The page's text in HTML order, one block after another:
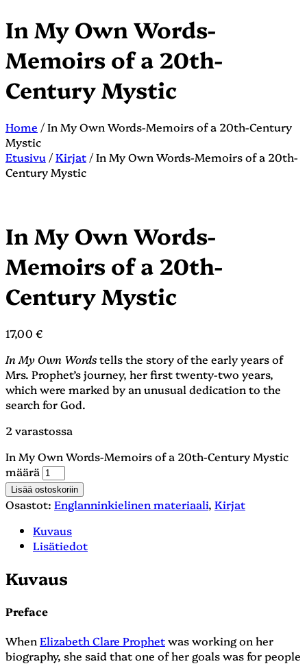
In My Own Words-
Memoirs of a 20th-
Century Mystic
Home /In My Own Words-Memoirs of a 20th-Century
Mystic
Etusivu /Kirjat / In My Own Words-Memoirs of a 20th-
Century Mystic
In My Own Words-
Memoirs of a 20th-
Century Mystic
17,00 €
In My Own Wordstells the story of the early years of
Mrs. Prophet’s journey, her first twenty-two years,
which were marked by an unusual dedication to the
search for God.
2 varastossa
In My Own Words-Memoirs of a 20th-Century Mystic
määrä
Lisää ostoskoriin
Osastot: Englanninkielinen materiaali, Kirjat
Kuvaus
Lisätiedot
Kuvaus
Preface
When Elizabeth Clare Prophetwas working on her
biography, she said that one of her goals was for people